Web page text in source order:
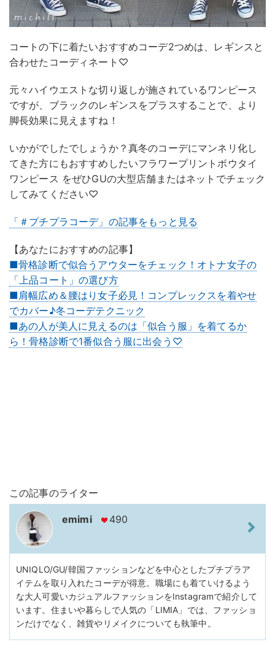
コートの下に着たいおすすめコーデ2つめは、レギンスと
合わせたコーディネート♡
元々ハイウエストな切り返しが施されているワンピース
ですが、ブラックのレギンスをプラスすることで、より
脚長効果に見えますね！
いかがでしたでしょうか？真冬のコーデにマンネリ化し
てきた方にもおすすめしたいフラワープリントボウタイ
ワンピース をぜひGUの大型店舗またはネットでチェック
してみてください♡
「＃プチプラコーデ」の記事をもっと見る
【あなたにおすすめの記事】
■骨格診断で似合うアウターをチェック！オトナ女子の
「上品コート」の選び方
■肩幅広め＆腰はり女子必見！コンプレックスを着やせ
でカバー♪冬コーデテクニック
■あの人が美人に見えるのは「似合う服」を着てるか
ら！骨格診断で1番似合う服に出会う♡
この記事のライター
emimi 490
UNIQLO/GU/韓国ファッションなどを中心としたプチプラア
イテムを取り入れたコーデが得意。職場にも着ていけるよう
な大人可愛いカジュアルファッションをInstagramで紹介して
います。住まいや暮らしで人気の「LIMIA」では、ファッショ
ンだけでなく、雑貨やリメイクについても執筆中。